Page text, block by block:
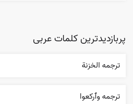
پربازدیدترین کلمات عربی
ترجمه الخزنة
ترجمه وٱرکعوا